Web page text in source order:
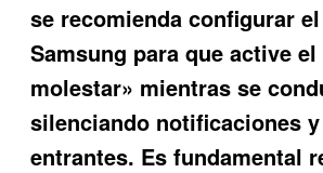
se recomienda configurar
Samsung para que active
molestar» mientras se
silenciando notificaciones
entrantes. Es fundamental